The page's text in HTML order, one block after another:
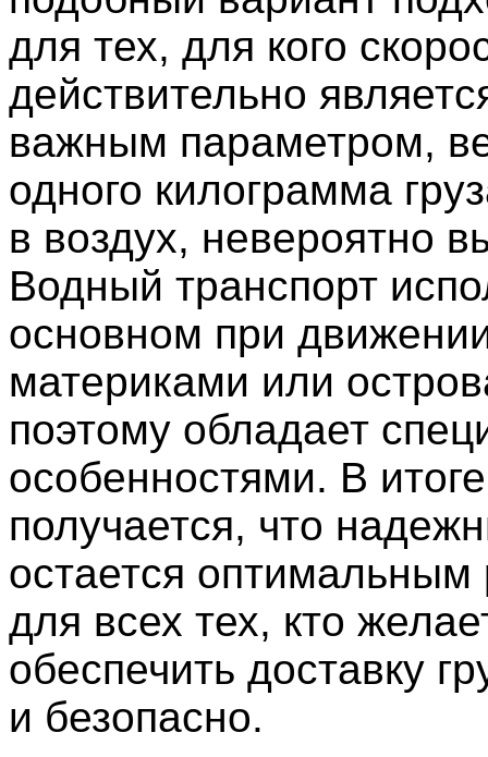
для тех, для кого
действительно
важным параметром,
одного килограмма
в воздух, невероятно
Водный транспорт
основном при
материками или
поэтому обладает
особенностями. В итоге
получается, что
остается
для всех тех, кто
обеспечить доставку
и безопасно.